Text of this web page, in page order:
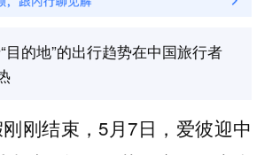
目的地”的出行趋势在中国旅行者
刚刚结束，5月7日，爱彼迎中